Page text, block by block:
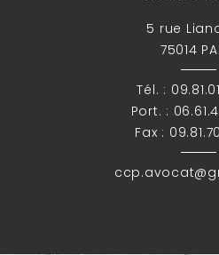
5 rue
75014
Tél. :
Port. :
Fax :